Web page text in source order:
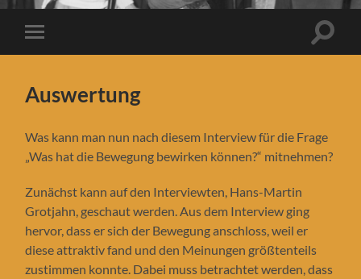
Mobile-
Menü
Auswertung
Was kann man nun nach diesem Interview für die Frage
„Was hat die Bewegung bewirken können?“ mitnehmen?
Zunächst kann auf den Interviewten, Hans-Martin
Grotjahn, geschaut werden. Aus dem Interview ging
hervor, dass er sich der Bewegung anschloss, weil er
diese attraktiv fand und den Meinungen größtenteils
zustimmen konnte. Dabei muss betrachtet werden, dass